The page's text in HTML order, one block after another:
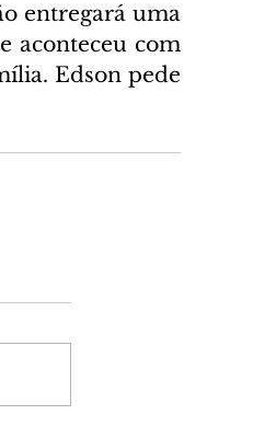
entregará uma
aconteceu com
Edson pede